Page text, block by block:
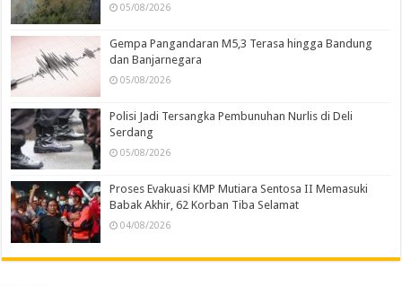
05/08/2026
Gempa Pangandaran M5,3 Terasa hingga Bandung
dan Banjarnegara
05/08/2026
Polisi Jadi Tersangka Pembunuhan Nurlis di Deli
Serdang
05/08/2026
Proses Evakuasi KMP Mutiara Sentosa II Memasuki
Babak Akhir, 62 Korban Tiba Selamat
04/08/2026